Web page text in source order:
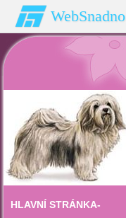
WebSnadno
HLAVNÍ STRÁNKA-